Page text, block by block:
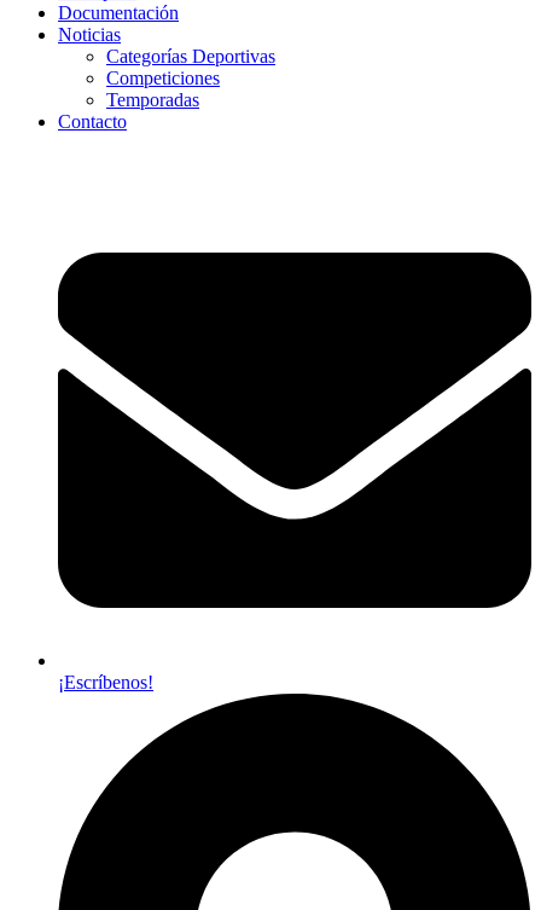
Documentación
Noticias
Categorías Deportivas
Competiciones
Temporadas
Contacto
¡Escríbenos!